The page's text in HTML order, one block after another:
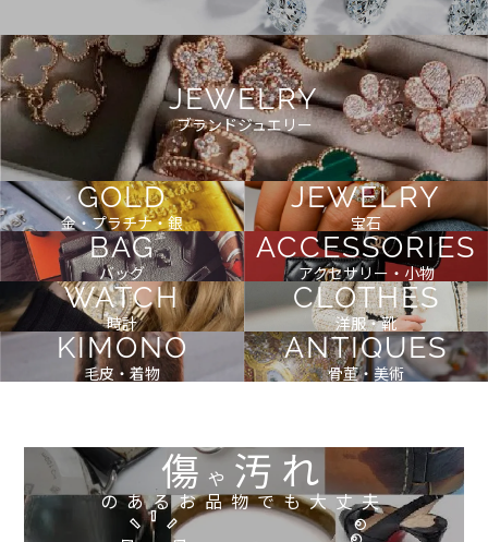
JEWELRY
ブランドジュエリー
GOLD
金・プラチナ・銀
JEWELRY
宝石
BAG
バッグ
ACCESSORIES
アクセサリー・小物
WATCH
時計
CLOTHES
洋服・靴
KIMONO
毛皮・着物
ANTIQUES
骨董・美術
傷や 汚れ
のあるお品物でも大丈夫